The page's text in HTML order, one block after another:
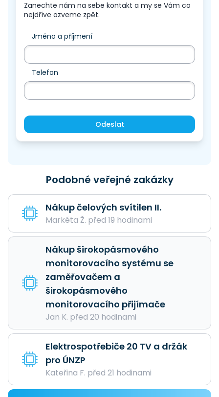
Zanechte nám na sebe kontakt a my se Vám co
nejdříve ozveme zpět.
Jméno a příjmení
Telefon
Odeslat
Podobné veřejné zakázky
Nákup čelových svítilen II.
Markéta Ž. před 19 hodinami
Nákup širokopásmového
monitorovacího systému se
zaměřovačem a
širokopásmového
monitorovacího přijímače
Jan K. před 20 hodinami
Elektrospotřebiče 20 TV a držák
pro ÚNZP
Kateřina F. před 21 hodinami